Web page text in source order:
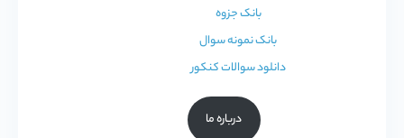
بانک جزوه
بانک نمونه سوال
دانلود سوالات کنکور
درباره ما